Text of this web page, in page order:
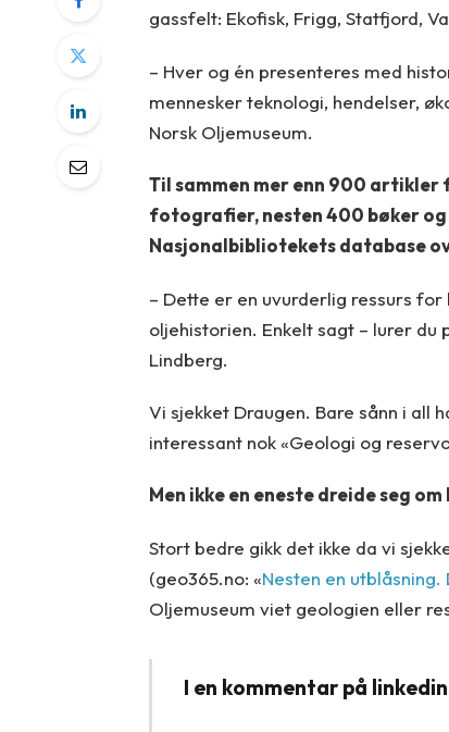
gassfelt: Ekofisk, Frigg, Statfjord,
– Hver og én presenteres med
mennesker teknologi, hendelser,
Norsk Oljemuseum.
Til sammen mer enn 900 artikler
fotografier, nesten 400 bøker
Nasjonalbibliotekets database
– Dette er en uvurderlig ressurs
oljehistorien. Enkelt sagt – lurer du
Lindberg.
Vi sjekket Draugen. Bare sånn i all
interessant nok «Geologi og
Men ikke en eneste dreide seg
Stort bedre gikk det ikke da vi
(geo365.no: «Nesten en
Oljemuseum viet geologien eller
I en kommentar på